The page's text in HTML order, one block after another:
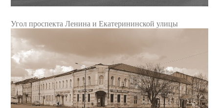
Угол проспекта Ленина и Екатерининской улицы